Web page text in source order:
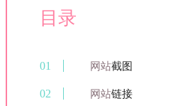
目录
网站截图
网站链接